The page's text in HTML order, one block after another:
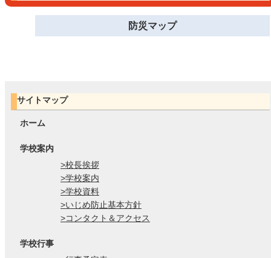
防災マップ
サイトマップ
ホーム
学校案内
>校長挨拶
>学校案内
>学校資料
>いじめ防止基本方針
>コンタクト＆アクセス
学校行事